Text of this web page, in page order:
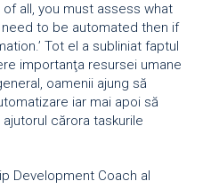
of all, you must assess what
to be automated then if
Tot el a subliniat faptul
importanţa resursei umane
oamenii ajung să
iar mai apoi să
cărora taskurile
Development Coach al